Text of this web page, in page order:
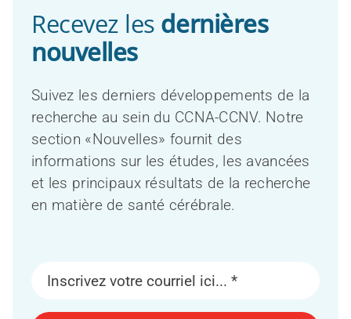
Recevez les dernières
nouvelles
Suivez les derniers développements de la
recherche au sein du CCNA-CCNV. Notre
section «Nouvelles» fournit des
informations sur les études, les avancées
et les principaux résultats de la recherche
en matière de santé cérébrale.